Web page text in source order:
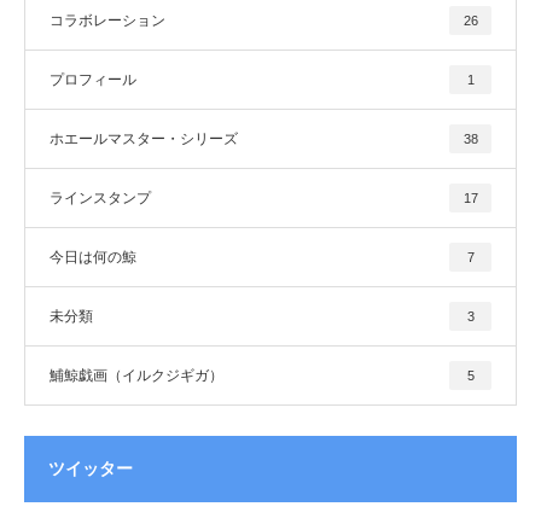
コラボレーション 26
プロフィール 1
ホエールマスター・シリーズ 38
ラインスタンプ 17
今日は何の鯨 7
未分類 3
鯆鯨戯画（イルクジギガ） 5
ツイッター